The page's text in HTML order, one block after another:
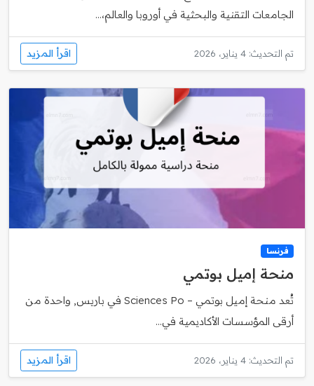
الجامعات التقنية والبحثية في أوروبا والعالم،...
تم التحديث: 4 يناير، 2026 اقرأ المزيد
فرنسا
منحة إميل بوتمي
تُعد منحة إميل بوتمي – Sciences Po في باريس, واحدة من
أرقى المؤسسات الأكاديمية في...
تم التحديث: 4 يناير، 2026 اقرأ المزيد